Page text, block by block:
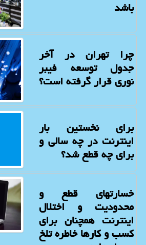
باشد
چرا تهران در آخر
جدول توسعه فیبر
نوری قرار گرفته است؟
برای نخستین بار
اینترنت در چه سالی و
برای چه قطع شد؟
خسارتهای قطع و
محدودیت و اختلال
اینترنت همچنان برای
کسب و کارها خاطره تلخ